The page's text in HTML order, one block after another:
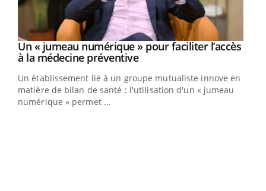
Youtube
Un « jumeau numérique » pour faciliter l’accès
à la médecine préventiveYoutube
Un établissement lié à un groupe mutualiste innove en
matière de bilan de santé : l'utilisation d'un « jumeau
numérique » permet ...